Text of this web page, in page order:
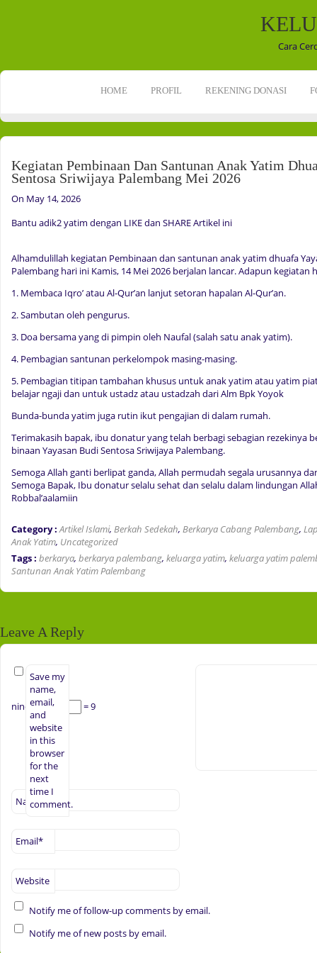
Cara
HOME PROFIL REKENING DONASI
Kegiatan Pembinaan Dan Santunan Anak Yatim
Sentosa Sriwijaya Palembang Mei 2026
On May 14, 2026
Bantu adik2 yatim dengan LIKE dan SHARE Artikel ini
Alhamdulillah kegiatan Pembinaan dan santunan anak yatim dhuafa
Palembang hari ini Kamis, 14 Mei 2026 berjalan lancar. Adapun kegiatan
1. Membaca Iqro’ atau Al-Qur’an lanjut setoran hapalan Al-Qur’an.
2. Sambutan oleh pengurus.
3. Doa bersama yang di pimpin oleh Naufal (salah satu anak yatim).
4. Pembagian santunan perkelompok masing-masing.
5. Pembagian titipan tambahan khusus untuk anak yatim atau yatim
belajar ngaji dan untuk ustadz atau ustadzah dari Alm Bpk Yoyok
Bunda-bunda yatim juga rutin ikut pengajian di dalam rumah.
Terimakasih bapak, ibu donatur yang telah berbagi sebagian rezekinya
binaan Yayasan Budi Sentosa Sriwijaya Palembang.
Semoga Allah ganti berlipat ganda, Allah permudah segala urusannya
Semoga Bapak, Ibu donatur selalu sehat dan selalu dalam lindungan
Robbal’aalamiin
Category : Artikel Islami, Berkah Sedekah, Berkarya Cabang Palembang,
Anak Yatim, Uncategorized
Tags : berkarya, berkarya palembang, keluarga yatim, keluarga yatim
Santunan Anak Yatim Palembang
Leave A Reply
Name*
Email*
Website
Save my
name,
email,
and
website
in this
browser
for the
next
time I
comment.
nine × = 9
Notify me of follow-up comments by email.
Notify me of new posts by email.